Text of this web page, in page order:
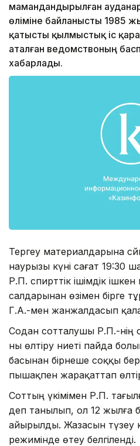
мамандандырылған
өліміне байланысты 1985
қатысты қылмыстық іс
аталған ведомствоның
хабарлады.
Тергеу материалдарына
наурызы күні сағат 19:30
Р.П. спирттік ішімдік
салдарынан өзімен бірге
Г.А.-мен жанжалдасып
Содан сотталушы Р.П.-нің
ны өлтіру ниеті пайда
басынан бірнеше соққы
пышақпен жарақаттап
Соттың үкімімен Р.П.
деп танылып, ол 12 жылға
айырылды. Жазасын түзеу
режимінде өтеу белгіленді.